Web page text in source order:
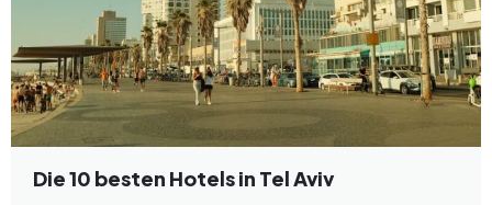
Die 10 besten Hotels in Tel Aviv